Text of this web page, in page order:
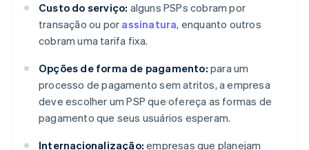
Custo do serviço: alguns PSPs cobram por
transação ou por assinatura, enquanto outros
cobram uma tarifa fixa.
Opções de forma de pagamento: para um
processo de pagamento sem atritos, a empresa
deve escolher um PSP que ofereça as formas de
pagamento que seus usuários esperam.
Internacionalização: empresas que planejam